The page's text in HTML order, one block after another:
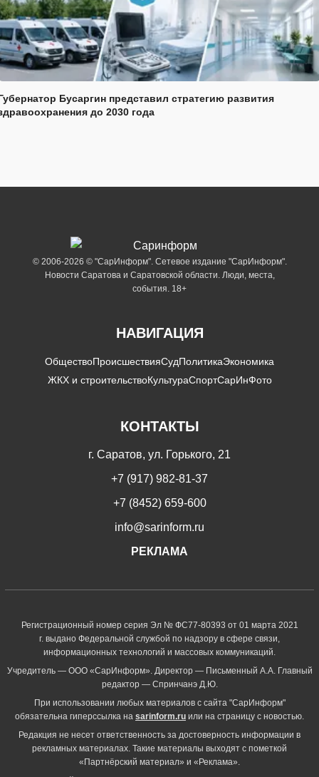
Бусаргин представил стратегию развития
до 2030 года
© 2006-2026 © "СарИнформ". Сетевое издание "СарИнформ".
Новости Саратова и Саратовской области. Люди, места,
события. 18+
НАВИГАЦИЯ
ОбществоПроисшествияСудПолитикаЭкономика
ЖКХ и строительствоКультураСпортСарИнФото
КОНТАКТЫ
г. Саратов, ул. Горького, 21
+7 (917) 982-81-37
+7 (8452) 659-600
info@sarinform.ru
РЕКЛАМА
Регистрационный номер серия Эл № ФС77-80393 от 01 марта 2021
г. выдано Федеральной службой по надзору в сфере связи,
информационных технологий и массовых коммуникаций.
Учредитель — ООО «СарИнформ». Директор — Письменный А.А. Главный
редактор — Спринчанэ Д.Ю.
При использовании любых материалов с сайта "СарИнформ"
обязательна гиперссылка на sarinform.ru или на страницу с новостью.
Редакция не несет ответственность за достоверность информации в
рекламных материалах. Такие материалы выходят с пометкой
«Партнёрский материал» и «Реклама».